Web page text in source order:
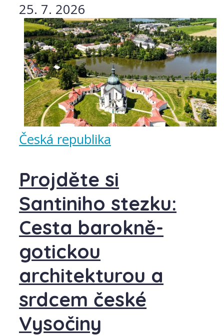
25. 7. 2026
Česká republika
Projděte si
Santiniho stezku:
Cesta barokně-
gotickou
architekturou a
srdcem české
Vysočiny